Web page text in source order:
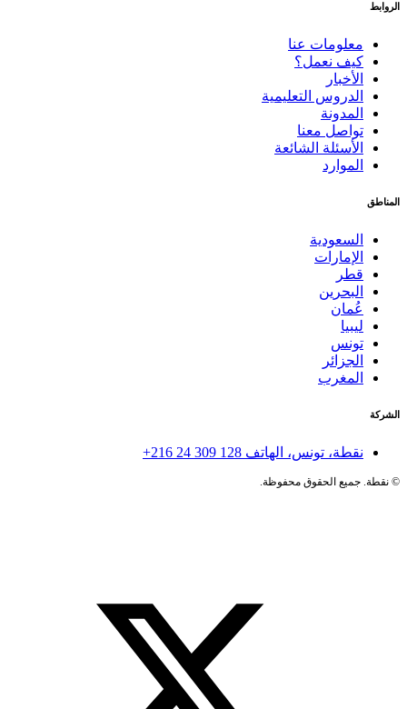
الروابط
معلومات عنا
كيف نعمل؟
الأخبار
الدروس التعليمية
المدونة
تواصل معنا
الأسئلة الشائعة
الموارد
المناطق
السعودية
الإمارات
قطر
البحرين
عُمان
ليبيا
تونس
الجزائر
المغرب
الشركة
نقطة، تونس، الهاتف +216 24 309 128
©نقطة. جميع الحقوق محفوظة.